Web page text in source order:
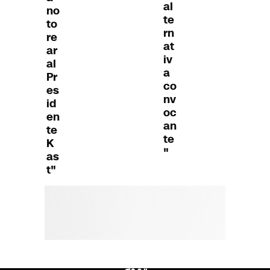
no
to
re
ar
al
Pr
es
id
en
te
K
as
t"
al
te
rn
at
iv
a
co
nv
oc
an
te
"